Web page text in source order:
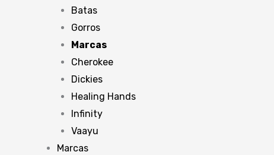
Batas
Gorros
Marcas
Cherokee
Dickies
Healing Hands
Infinity
Vaayu
Marcas